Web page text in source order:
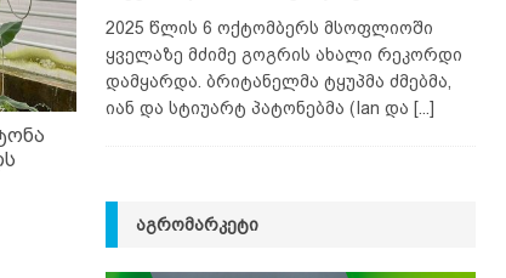
2025 წლის 6 ოქტომბერს მსოფლიოში
ყველაზე მძიმე გოგრის ახალი რეკორდი
დამყარდა. ბრიტანელმა ტყუპმა ძმებმა,
იან და სტიუარტ პატონებმა (Ian და [...]
ᲐᲒᲠᲝᲛᲐᲠᲙᲔᲢᲘ